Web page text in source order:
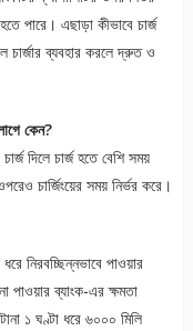
পারে। এছাড়া কীভাবে চার্জ
চার্জার ব্যবহার করলে দ্রুত ও
কেন?
দিলে চার্জ হতে বেশি সময়
চার্জিংয়ের সময় নির্ভর করে।
নিরবচ্ছিন্নভাবে পাওয়ার
পাওয়ার ব্যাংক-এর ক্ষমতা
১ ঘণ্টা ধরে ৬০০০ মিলি